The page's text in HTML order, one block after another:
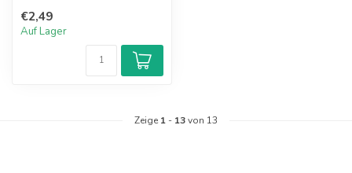
€2,49
Auf Lager
Zeige 1 - 13von 13